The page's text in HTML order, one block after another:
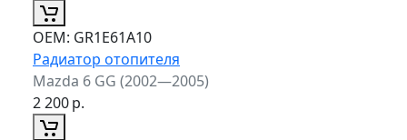
ОЕМ: GR1E61A10
Радиатор отопителя
Mazda 6 GG (2002—2005)
2 200р.